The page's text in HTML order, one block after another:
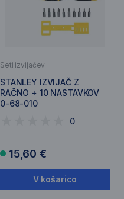
Seti izvijačev
STANLEY IZVIJAČ Z
RAČNO + 10 NASTAVKOV
0-68-010
0
15,60 €
V košarico